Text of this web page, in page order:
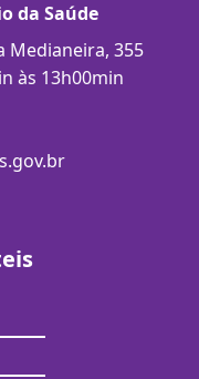
da Saúde
Medianeira, 355
às 13h00min